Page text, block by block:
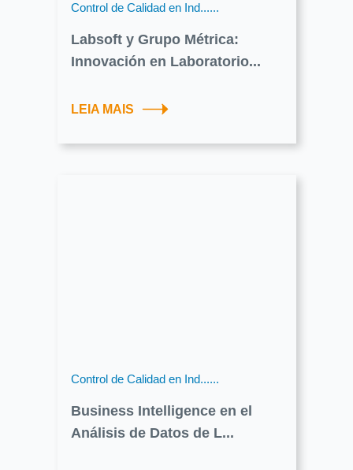
Control de Calidad en Ind......
Labsoft y Grupo Métrica:
Innovación en Laboratorio...
LEIA MAIS
Control de Calidad en Ind......
Business Intelligence en el
Análisis de Datos de L...